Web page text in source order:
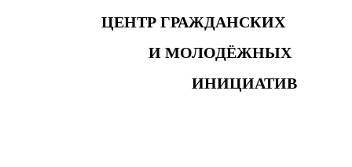
ЦЕНТР ГРАЖДАНСКИХ
И МОЛОДЁЖНЫХ
ИНИЦИАТИВ